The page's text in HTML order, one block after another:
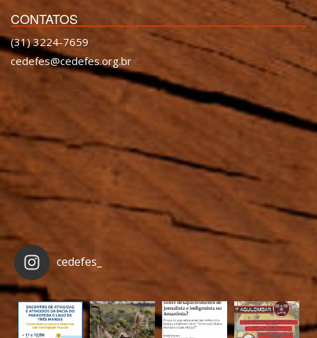
CONTATOS
(31) 3224-7659
cedefes@cedefes.org.br
cedefes_